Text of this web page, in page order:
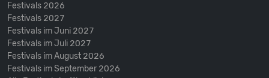
Festivals 2026
Festivals 2027
Festivals im Juni 2027
Festivals im Juli 2027
Festivals im August 2026
Festivals im September 2026